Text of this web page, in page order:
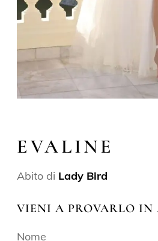
EVALINE
Abito di Lady Bird
VIENI A PROVARLO IN